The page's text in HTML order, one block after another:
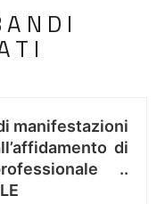
manifestazioni
di
..